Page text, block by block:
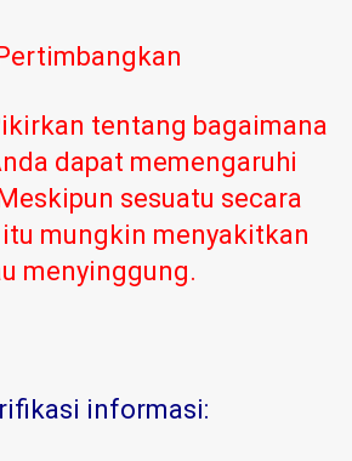
tentang bagaimana
dapat memengaruhi
sesuatu secara
mungkin menyakitkan
menyinggung.
informasi: